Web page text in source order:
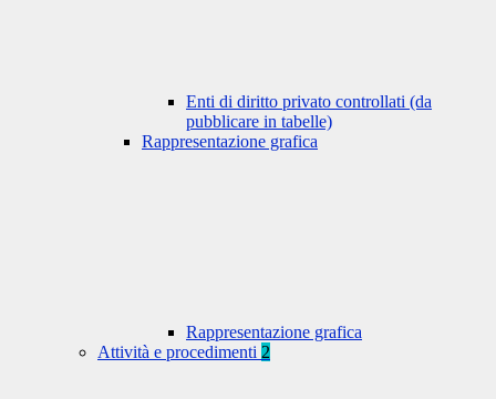
Enti di diritto privato controllati (da
pubblicare in tabelle)
Rappresentazione grafica
Rappresentazione grafica
Attività e procedimenti 2